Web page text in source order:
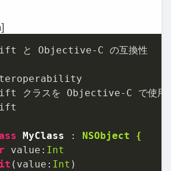
と Objective-C の互換性
クラスを Objective-C で使用
MyClass : NSObject {
value: Int
(value: Int )